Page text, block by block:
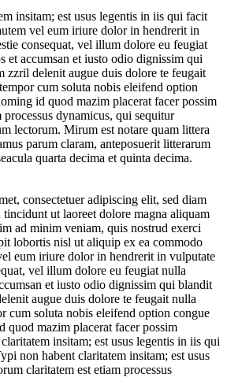
insitam; est usus legentis in iis qui facit
vel eum iriure dolor in hendrerit in
consequat, vel illum dolore eu feugiat
et accumsan et iusto odio dignissim qui
zzril delenit augue duis dolore te feugait
cum soluta nobis eleifend option
id quod mazim placerat facer possim
processus dynamicus, qui sequitur
lectorum. Mirum est notare quam littera
parum claram, anteposuerit litterarum
quarta decima et quinta decima.
consectetuer adipiscing elit, sed diam
ut laoreet dolore magna aliquam
ad minim veniam, quis nostrud exerci
lobortis nisl ut aliquip ex ea commodo
eum iriure dolor in hendrerit in vulputate
vel illum dolore eu feugiat nulla
et iusto odio dignissim qui blandit
augue duis dolore te feugait nulla
cum soluta nobis eleifend option congue
quod mazim placerat facer possim
insitam; est usus legentis in iis qui
non habent claritatem insitam; est usus
claritatem est etiam processus